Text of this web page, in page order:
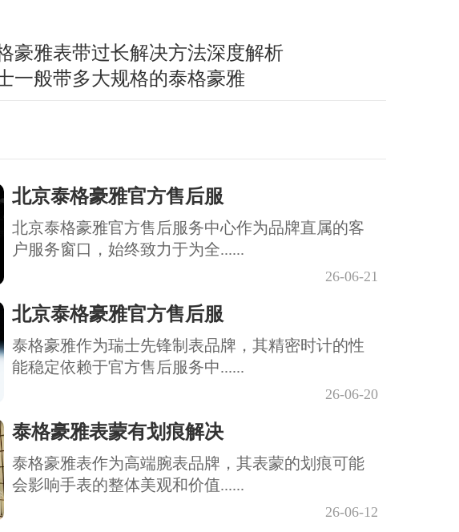
豪雅表带过长解决方法深度解析
一般带多大规格的泰格豪雅
北京泰格豪雅官方售后服
北京泰格豪雅官方售后服务中心作为品牌直属的客
户服务窗口，始终致力于为全......
26-06-21
北京泰格豪雅官方售后服
泰格豪雅作为瑞士先锋制表品牌，其精密时计的性
能稳定依赖于官方售后服务中......
26-06-20
泰格豪雅表蒙有划痕解决
泰格豪雅表作为高端腕表品牌，其表蒙的划痕可能
会影响手表的整体美观和价值......
26-06-12